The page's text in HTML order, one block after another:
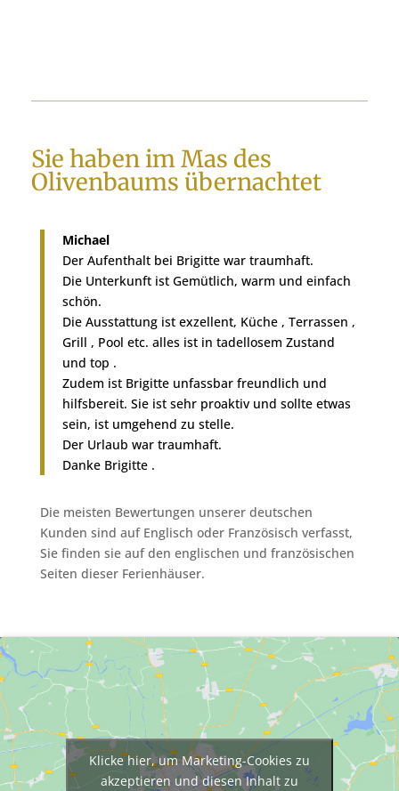
Sie haben im Mas des
Olivenbaums übernachtet
Michael
Der Aufenthalt bei Brigitte war traumhaft.
Die Unterkunft ist Gemütlich, warm und einfach
schön.
Die Ausstattung ist exzellent, Küche , Terrassen ,
Grill , Pool etc. alles ist in tadellosem Zustand
und top .
Zudem ist Brigitte unfassbar freundlich und
hilfsbereit. Sie ist sehr proaktiv und sollte etwas
sein, ist umgehend zu stelle.
Der Urlaub war traumhaft.
Danke Brigitte .
Die meisten Bewertungen unserer deutschen
Kunden sind auf Englisch oder Französisch verfasst,
Sie finden sie auf den englischen und französischen
Seiten dieser Ferienhäuser.
Klicke hier, um Marketing-Cookies zu
akzeptieren und diesen Inhalt zu